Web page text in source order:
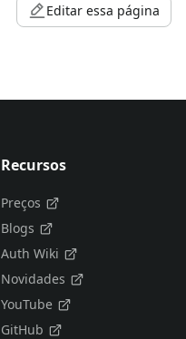
Editar essa página
Recursos
Preços
Blogs
Auth Wiki
Novidades
YouTube
GitHub